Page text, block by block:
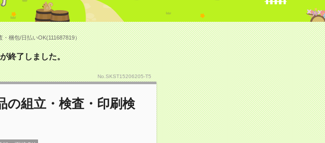
梱包/日払いOK(111687819）
終了しました。
No.SKST15206205-T5
の組立・検査・印刷検